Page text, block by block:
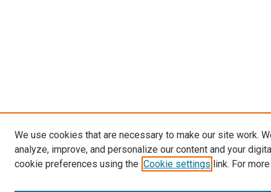
We use cookies that are necessary to make our site work.
analyze, improve, and personalize our content and your
cookie preferences using the Cookie settings link. For